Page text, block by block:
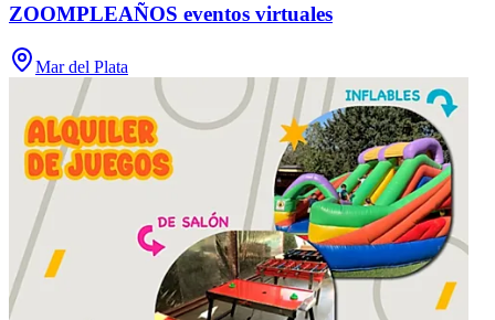
ZOOMPLEAÑOS eventos virtuales
Mar del Plata